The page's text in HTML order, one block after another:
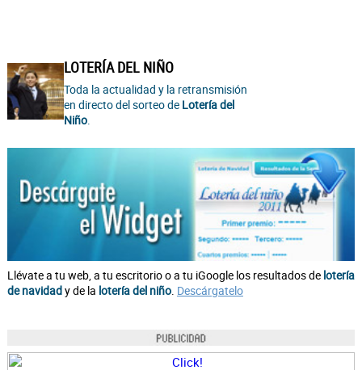
LOTERÍA DEL NIÑO
Toda la actualidad y la retransmisión
en directo del sorteo de Lotería del
Niño.
Llévate a tu web, a tu escritorio o a tu iGoogle los resultados de lotería
de navidady de la lotería del niño. Descárgatelo